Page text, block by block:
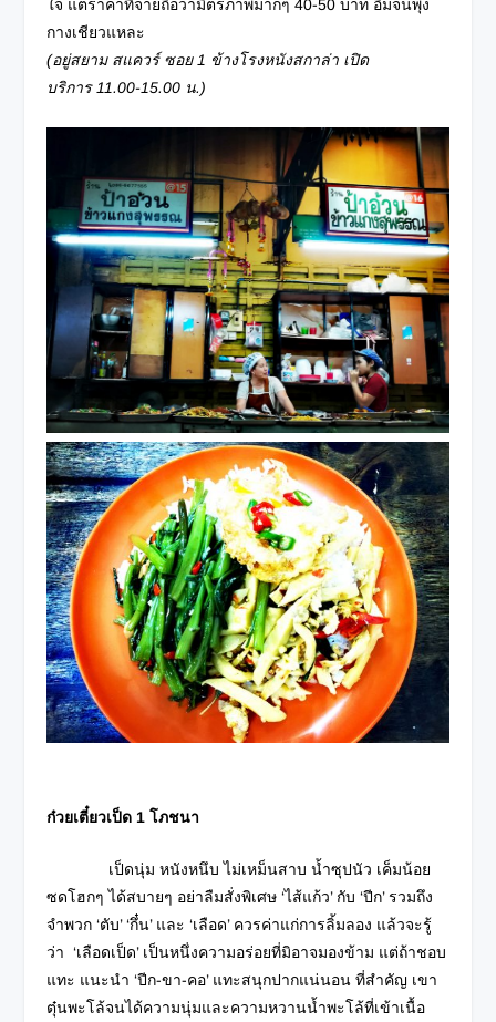
ใจ แต่ราคาที่จ่ายถือว่ามิตรภาพมากๆ 40-50 บาท อิ่มจนพุง
กางเชียวแหละ
(อยู่สยาม สแควร์ ซอย1 ข้างโรงหนังสกาล่า เปิด
บริการ 11.00-15.00 น.)
ก๋วยเตี๋ยวเป็ด 1 โภชนา
เป็ดนุ่ม หนังหนึบ ไม่เหม็นสาบ น้ำซุปนัว เค็มน้อย
ซดโฮกๆ ได้สบายๆ อย่าลืมสั่งพิเศษ ‘ไส้แก้ว’ กับ ‘ปีก’ รวมถึง
จำพวก ‘ตับ’ ‘กึ๋น’ และ ‘เลือด’ ควรค่าแก่การลิ้มลอง แล้วจะรู้
ว่า ‘เลือดเป็ด’ เป็นหนึ่งความอร่อยที่มิอาจมองข้าม แต่ถ้าชอบ
แทะ แนะนำ ‘ปีก-ขา-คอ’ แทะสนุกปากแน่นอน ที่สำคัญ เขา
ตุ๋นพะโล้จนได้ความนุ่มและความหวานน้ำพะโล้ที่เข้าเนื้อ